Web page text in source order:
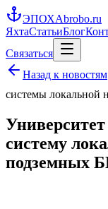
ЭПОХАbrobo.ru
ЯхтаСтатьиБлог
Связаться
Назад к новостям
системы локальной
систему
подземных